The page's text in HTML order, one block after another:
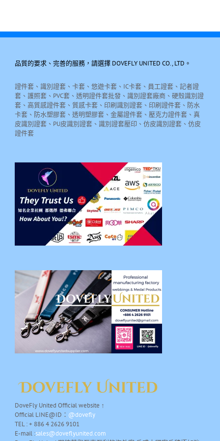
品質的要求、完善的服務，請選擇 DOVEFLY UNITED CO., LTD。
證件套、識別證套、卡套、悠遊卡套、IC卡套、員工證套、記者證
套、護照套、PVC套、透明證件套批發、識別證套廠商、硬殼識別證
套、高質感證件套、質感卡套、印刷識別證套、印刷證件套、防水
卡套、防水塑膠套、透明塑膠套、金屬證件套、壓克力證件套、真
皮識別證套、PU皮識別證套、識別證套壓印、仿皮識別證套、仿皮
證件套
DoveFly United Official website ↑
Official LINE@ID： @dovefly
TEL : + 886 4 2626 9101
E-mail :sales@doveflyunited.com